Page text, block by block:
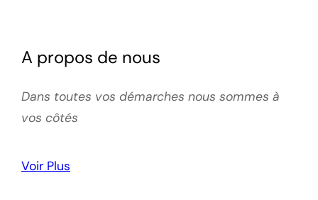
A propos de nous
Dans toutes vos démarches nous sommes à
vos côtés
Voir Plus